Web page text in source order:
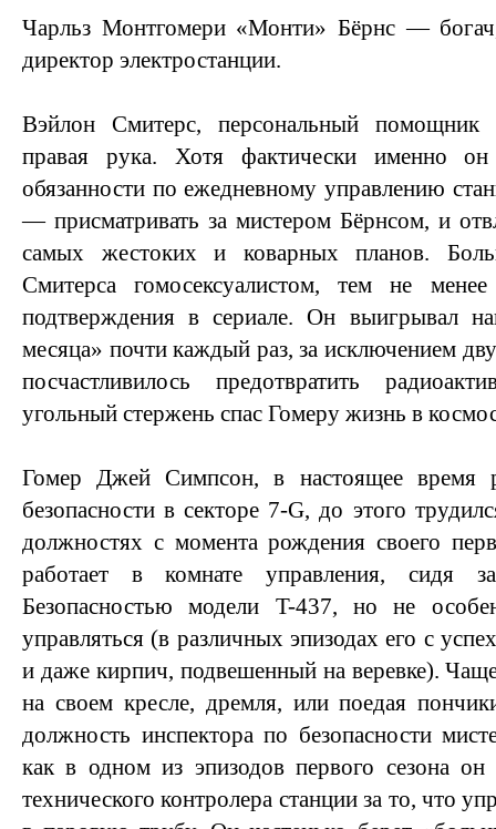
Чарльз Монтгомери «Монти» Бёрнс —
директор электростанции.
Вэйлон Смитерс, персональный помощник
правая рука. Хотя фактически именно
обязанности по ежедневному управлению
— присматривать за мистером Бёрнсом, и
самых жестоких и коварных планов.
Смитерса гомосексуалистом, тем не
подтверждения в сериале. Он выигрывал
месяца» почти каждый раз, за исключением
посчастливилось предотвратить
угольный стержень спас Гомеру жизнь в
Гомер Джей Симпсон, в настоящее время
безопасности в секторе 7-G, до этого
должностях с момента рождения своего
работает в комнате управления, сидя
Безопасностью модели T-437, но не
управляться (в различных эпизодах его с
и даже кирпич, подвешенный на веревке).
на своем кресле, дремля, или поедая
должность инспектора по безопасности
как в одном из эпизодов первого сезона
технического контролера станции за то, что